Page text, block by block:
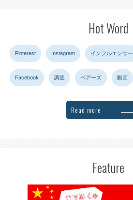
Hot Word
Pinterest Instagram インフルエンサー
Facebook 調査 ペアーズ 動画
Read more
Feature